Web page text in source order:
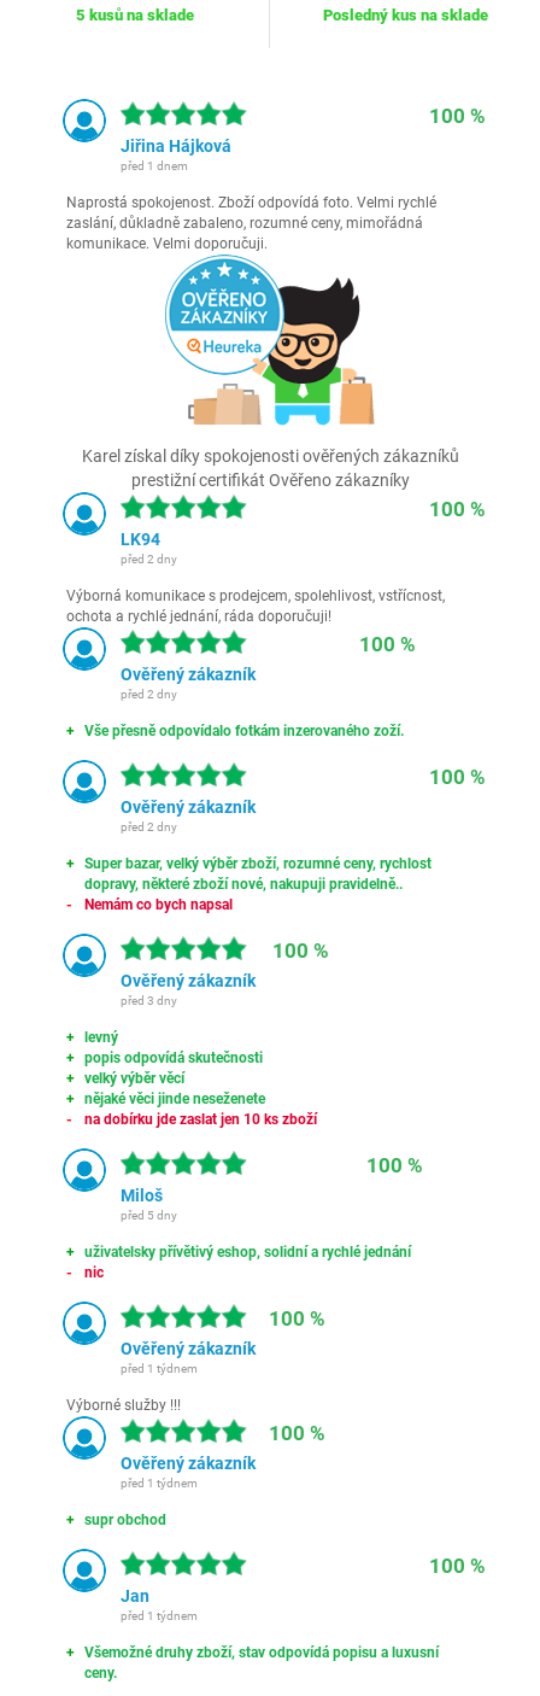
5 kusů na sklade Posledný kus na sklade
100 %
Jiřina Hájková
před 1 dnem
Naprostá spokojenost. Zboží odpovídá foto. Velmi rychlé
zaslání, důkladně zabaleno, rozumné ceny, mimořádná
komunikace. Velmi doporučuji.
Karel získal díky spokojenosti ověřených zákazníků
prestižní certifikát Ověřeno zákazníky
100 %
LK94
před 2 dny
Výborná komunikace s prodejcem, spolehlivost, vstřícnost,
ochota a rychlé jednání, ráda doporučuji!
100 %
Ověřený zákazník
před 2 dny
Vše přesně odpovídalo fotkám inzerovaného zoží.
100 %
Ověřený zákazník
před 2 dny
Super bazar, velký výběr zboží, rozumné ceny, rychlost
dopravy, některé zboží nové, nakupuji pravidelně..
Nemám co bych napsal
100 %
Ověřený zákazník
před 3 dny
levný
popis odpovídá skutečnosti
velký výběr věcí
nějaké věci jinde neseženete
na dobírku jde zaslat jen 10 ks zboží
100 %
Miloš
před 5 dny
uživatelsky přívětivý eshop, solidní a rychlé jednání
nic
100 %
Ověřený zákazník
před 1 týdnem
Výborné služby !!!
100 %
Ověřený zákazník
před 1 týdnem
supr obchod
100 %
Jan
před 1 týdnem
Všemožné druhy zboží, stav odpovídá popisu a luxusní
ceny.